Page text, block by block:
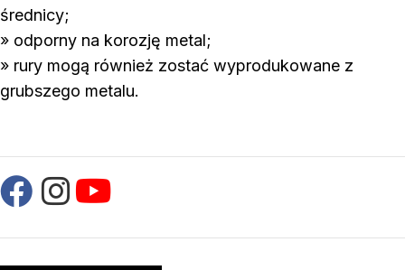
średnicy;
» odporny na korozję metal;
» rury mogą również zostać wyprodukowane z
grubszego metalu.